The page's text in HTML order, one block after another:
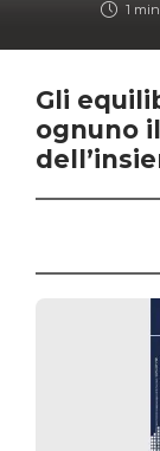
1 min
Gli
ognuno